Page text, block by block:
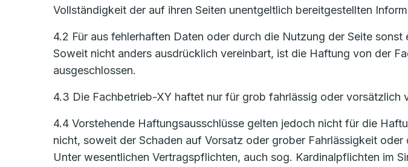
Vollständigkeit der auf ihren Seiten unentgeltlich bereitgestellten
4.2 Für aus fehlerhaften Daten oder durch die Nutzung der Seite
Soweit nicht anders ausdrücklich vereinbart, ist die Haftung von der
ausgeschlossen.
4.3 Die Fachbetrieb-XY haftet nur für grob fahrlässig oder vorsätzlich
4.4 Vorstehende Haftungsausschlüsse gelten jedoch nicht für die
nicht, soweit der Schaden auf Vorsatz oder grober Fahrlässigkeit
Unter wesentlichen Vertragspflichten, auch sog. Kardinalpflichten im